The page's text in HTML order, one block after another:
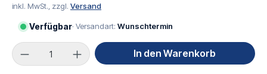
inkl. MwSt., zzgl. Versand
Verfügbar· Versandart: Wunschtermin
Produkt Anzahl: Gib den gewünschten Wert
In den Warenkorb